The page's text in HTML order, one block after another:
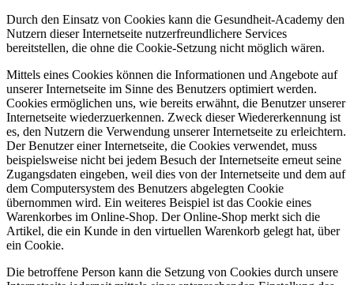
Durch den Einsatz von Cookies kann die Gesundheit-Academy den
Nutzern dieser Internetseite nutzerfreundlichere Services
bereitstellen, die ohne die Cookie-Setzung nicht möglich wären.
Mittels eines Cookies können die Informationen und Angebote auf
unserer Internetseite im Sinne des Benutzers optimiert werden.
Cookies ermöglichen uns, wie bereits erwähnt, die Benutzer unserer
Internetseite wiederzuerkennen. Zweck dieser Wiedererkennung ist
es, den Nutzern die Verwendung unserer Internetseite zu erleichtern.
Der Benutzer einer Internetseite, die Cookies verwendet, muss
beispielsweise nicht bei jedem Besuch der Internetseite erneut seine
Zugangsdaten eingeben, weil dies von der Internetseite und dem auf
dem Computersystem des Benutzers abgelegten Cookie
übernommen wird. Ein weiteres Beispiel ist das Cookie eines
Warenkorbes im Online-Shop. Der Online-Shop merkt sich die
Artikel, die ein Kunde in den virtuellen Warenkorb gelegt hat, über
ein Cookie.
Die betroffene Person kann die Setzung von Cookies durch unsere